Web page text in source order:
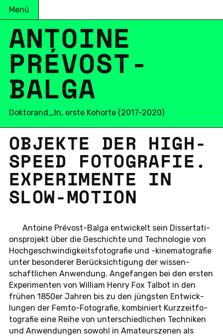
Menü
ANTOINE
PRÉVOST-
BALGA
Doktorand_In, erste Kohorte (2017-2020)
OB­JEK­TE DER HIGH-
SPEED FO­TO­GRA­FIE.
EX­PE­RI­MEN­TE IN
SLOW-MO­TI­ON
An­toi­ne Prévost-Bal­ga ent­wi­ckelt sein Dis­ser­ta­ti­
ons­pro­jekt über die Ge­schich­te und Tech­no­lo­gie von
Hoch­ge­schwin­dig­keits­fo­to­gra­fie und -ki­ne­ma­to­gra­fie
unter be­son­de­rer Be­rück­sich­ti­gung der wis­sen­
schaft­li­chen An­wen­dung. An­ge­fan­gen bei den ersten
Ex­pe­ri­men­ten von Wil­li­am Henry Fox Talbot in den
frühen 1850er Jahren bis zu den jüngs­ten Ent­wick­
lun­gen der Fem­to-Fo­to­gra­fie, kom­bi­niert Kurz­zeit­fo­
to­gra­fie eine Reihe von un­ter­schied­li­chen Tech­ni­ken
und An­wen­dun­gen sowohl in Ama­teur­sze­nen als